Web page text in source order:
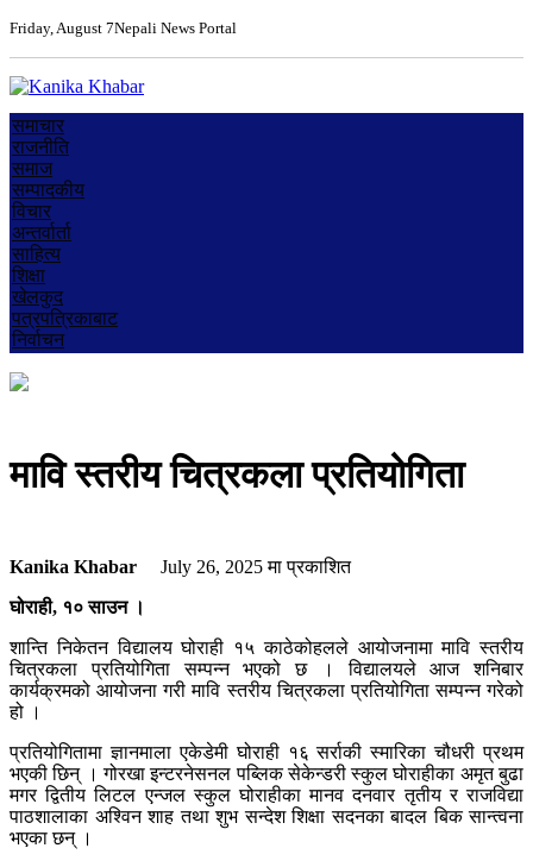
Friday, August 7Nepali News Portal
समाचार
राजनीति
समाज
सम्पादकीय
विचार
अन्तर्वार्ता
साहित्य
शिक्षा
खेलकुद
पत्रपत्रिकाबाट
निर्वाचन
मावि स्तरीय चित्रकला प्रतियोगिता
Kanika Khabar July 26, 2025मा प्रकाशित
घोराही, १० साउन ।
शान्ति निकेतन विद्यालय घोराही १५ काठेकोहलले आयोजनामा मावि स्तरीय
चित्रकला प्रतियोगिता सम्पन्न भएको छ । विद्यालयले आज शनिबार
कार्यक्रमको आयोजना गरी मावि स्तरीय चित्रकला प्रतियोगिता सम्पन्न गरेको
हो ।
प्रतियोगितामा ज्ञानमाला एकेडेमी घोराही १६ सर्राकी स्मारिका चौधरी प्रथम
भएकी छिन् । गोरखा इन्टरनेसनल पब्लिक सेकेन्डरी स्कुल घोराहीका अमृत बुढा
मगर द्वितीय लिटल एन्जल स्कुल घोराहीका मानव दनवार तृतीय र राजविद्या
पाठशालाका अश्विन शाह तथा शुभ सन्देश शिक्षा सदनका बादल बिक सान्त्वना
भएका छन् ।